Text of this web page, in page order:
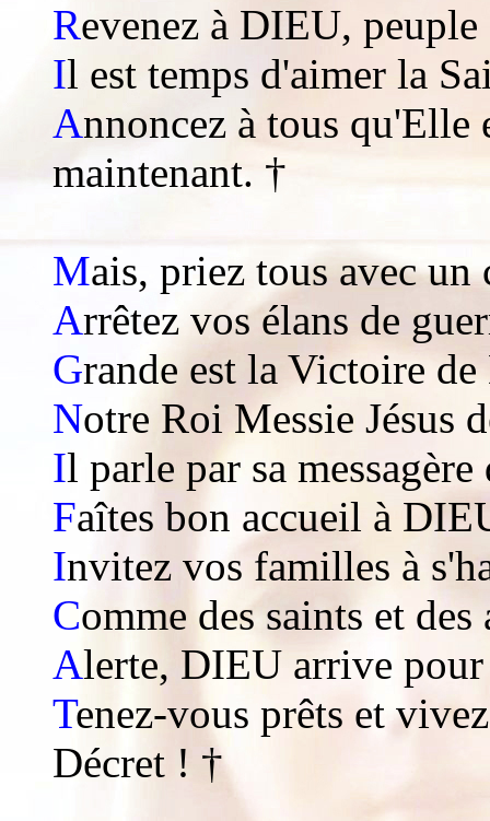
Revenez à DIEU,
Il est temps d'aimer la
Annoncez à tous qu'Elle
maintenant. †
Mais, priez tous avec
Arrêtez vos élans de
Grande est la Victoire
Notre Roi Messie Jésus
Il parle par sa
Faîtes bon accueil à
Invitez vos familles à
Comme des saints et
Alerte, DIEU arrive
Tenez-vous prêts et
Décret ! †